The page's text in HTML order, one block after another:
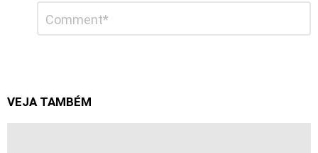
comentário
Comentário
VEJA TAMBÉM